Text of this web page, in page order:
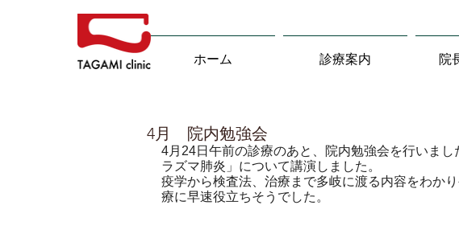
ホーム 診療案内 院
4月 院内勉強会
4月24日午前の診療のあと、院内勉強会を行いま
ラズマ肺炎」について講演しました。
疫学から検査法、治療まで多岐に渡る内容をわか
療に早速役立ちそうでした。